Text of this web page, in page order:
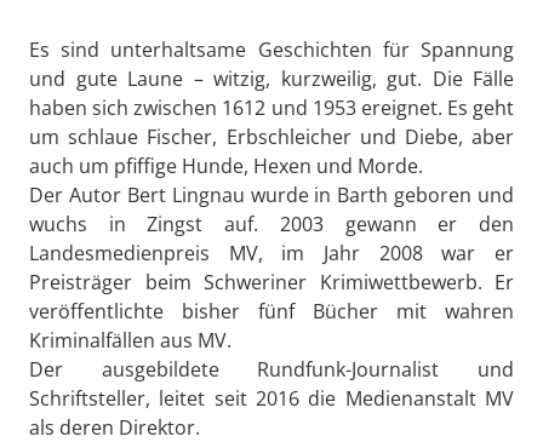
Es sind unterhaltsame Geschichten für Spannung
und gute Laune – witzig, kurzweilig, gut. Die Fälle
haben sich zwischen 1612 und 1953 ereignet. Es geht
um schlaue Fischer, Erbschleicher und Diebe, aber
auch um pfiffige Hunde, Hexen und Morde.
Der Autor Bert Lingnau wurde in Barth geboren und
wuchs in Zingst auf. 2003 gewann er den
Landesmedienpreis MV, im Jahr 2008 war er
Preisträger beim Schweriner Krimiwettbewerb. Er
veröffentlichte bisher fünf Bücher mit wahren
Kriminalfällen aus MV.
Der ausgebildete Rundfunk-Journalist und
Schriftsteller, leitet seit 2016 die Medienanstalt MV
als deren Direktor.